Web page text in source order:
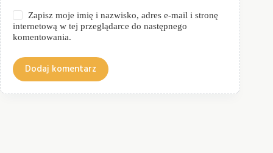
Zapisz moje imię i nazwisko, adres e-mail i stronę
internetową w tej przeglądarce do następnego
komentowania.
Dodaj komentarz